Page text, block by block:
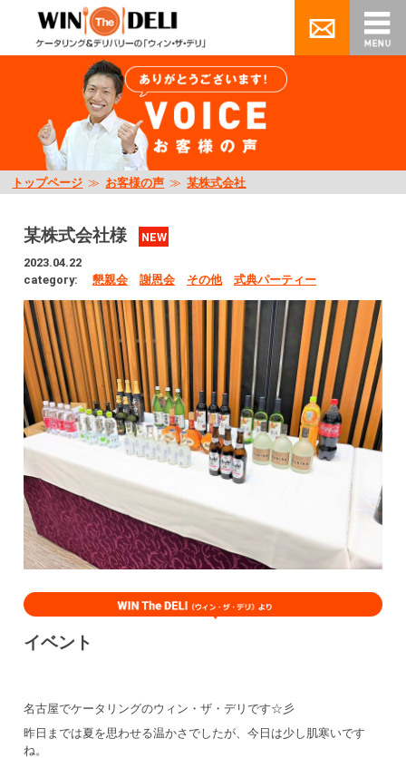
トップページ ≫ お客様の声 ≫某株式会社
某株式会社様
NEW
2023.04.22
category:
懇親会 謝恩会 その他 式典パーティー
イベント
名古屋でケータリングのウィン・ザ・デリです☆彡
昨日までは夏を思わせる温かさでしたが、今日は少し肌寒いです
ね。